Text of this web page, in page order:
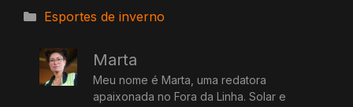
Categorias
Esportes de inverno
Marta
Meu nome é Marta, uma redatora
apaixonada no Fora da Linha. Solar e